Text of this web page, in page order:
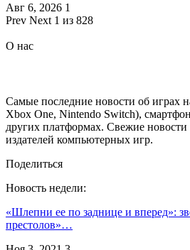
Авг 6, 2026 1
Prev Next 1 из 828
О нас
Самые последние новости об играх
Xbox One, Nintendo Switch),
других платформах. Свежие новости
издателей компьютерных игр.
Поделиться
Новость недели:
«Шлепни ее по заднице и вперед»:
престолов»…